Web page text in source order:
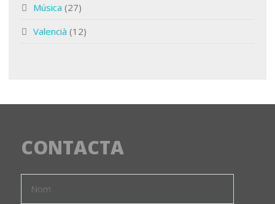
Música (27)
Valencià (12)
CONTACTA